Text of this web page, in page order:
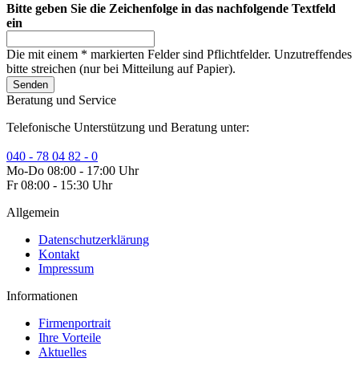
Bitte geben Sie die Zeichenfolge in das nachfolgende Textfeld
ein
Die mit einem * markierten Felder sind Pflichtfelder. Unzutreffendes
bitte streichen (nur bei Mitteilung auf Papier).
Senden
Beratung und Service
Telefonische Unterstützung und Beratung unter:
040 - 78 04 82 - 0
Mo-Do 08:00 - 17:00 Uhr
Fr 08:00 - 15:30 Uhr
Allgemein
Datenschutzerklärung
Kontakt
Impressum
Informationen
Firmenportrait
Ihre Vorteile
Aktuelles